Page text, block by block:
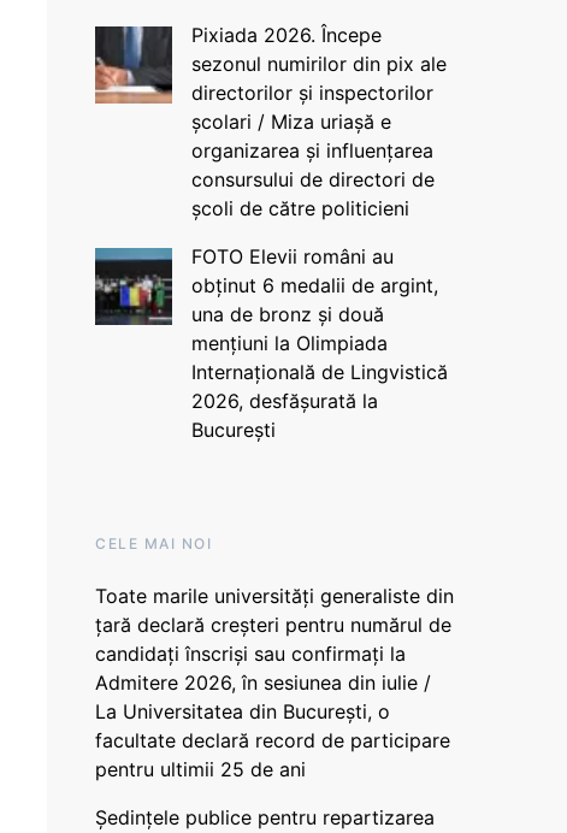
Pixiada 2026. Începe
sezonul numirilor din pix ale
directorilor și inspectorilor
școlari / Miza uriașă e
organizarea și influențarea
consursului de directori de
școli de către politicieni
FOTO Elevii români au
obținut 6 medalii de argint,
una de bronz și două
mențiuni la Olimpiada
Internațională de Lingvistică
2026, desfășurată la
București
CELE MAI NOI
Toate marile universități generaliste din
țară declară creșteri pentru numărul de
candidați înscriși sau confirmați la
Admitere 2026, în sesiunea din iulie /
La Universitatea din București, o
facultate declară record de participare
pentru ultimii 25 de ani
Ședințele publice pentru repartizarea